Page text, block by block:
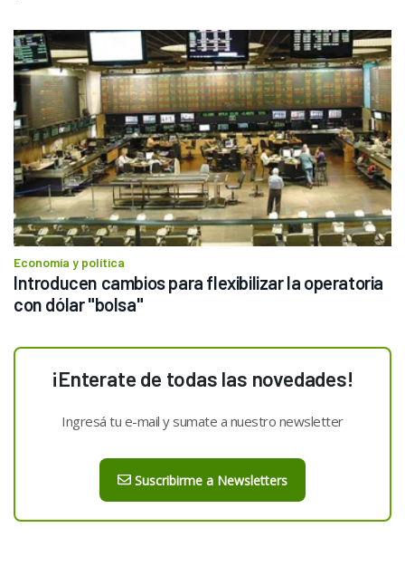
Economía y política
Introducen cambios para flexibilizar la operatoria
con dólar "bolsa"
¡Enterate de todas las novedades!
Ingresá tu e-mail y sumate a nuestro newsletter
Suscribirme a Newsletters